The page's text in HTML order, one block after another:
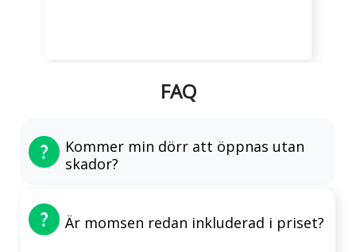
FAQ
Kommer min dörr att öppnas utan
skador?
Är momsen redan inkluderad i priset?